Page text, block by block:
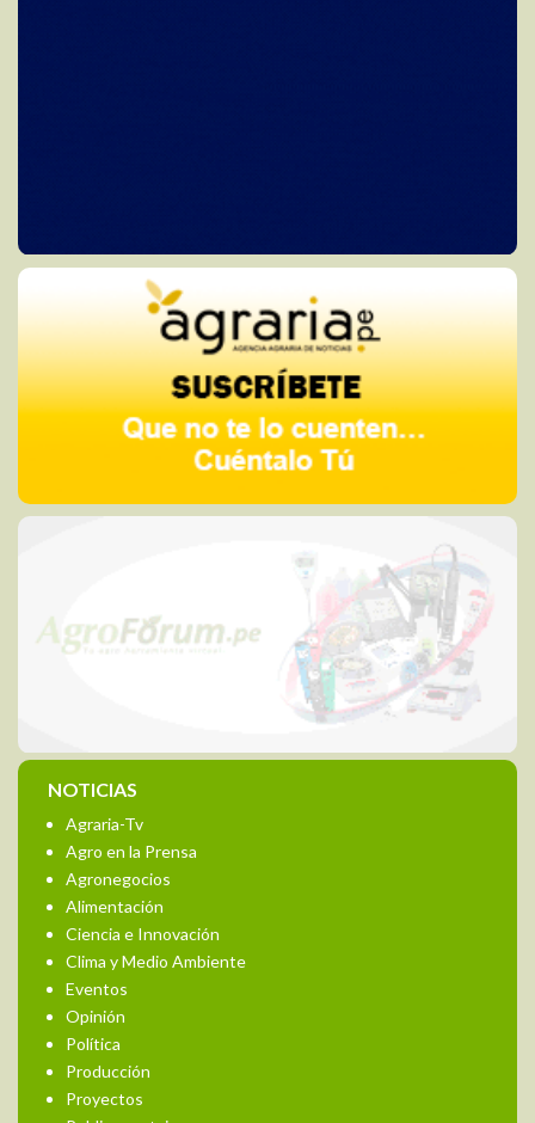
NOTICIAS
Agraria-Tv
Agro en la Prensa
Agronegocios
Alimentación
Ciencia e Innovación
Clima y Medio Ambiente
Eventos
Opinión
Política
Producción
Proyectos